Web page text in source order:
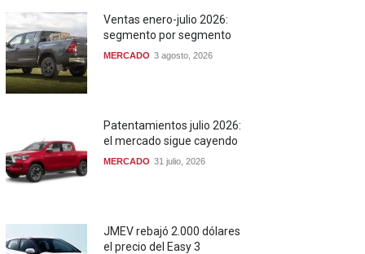
Ventas enero-julio 2026:
segmento por segmento
MERCADO 3 agosto, 2026
Patentamientos julio 2026:
el mercado sigue cayendo
MERCADO 31 julio, 2026
JMEV rebajó 2.000 dólares
el precio del Easy 3